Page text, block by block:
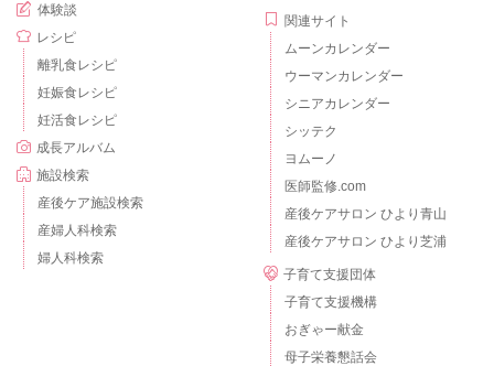
体験談
レシピ
離乳食レシピ
妊娠食レシピ
妊活食レシピ
成長アルバム
施設検索
産後ケア施設検索
産婦人科検索
婦人科検索
関連サイト
ムーンカレンダー
ウーマンカレンダー
シニアカレンダー
シッテク
ヨムーノ
医師監修.com
産後ケアサロン ひより青山
産後ケアサロン ひより芝浦
子育て支援団体
子育て支援機構
おぎゃー献金
母子栄養懇話会